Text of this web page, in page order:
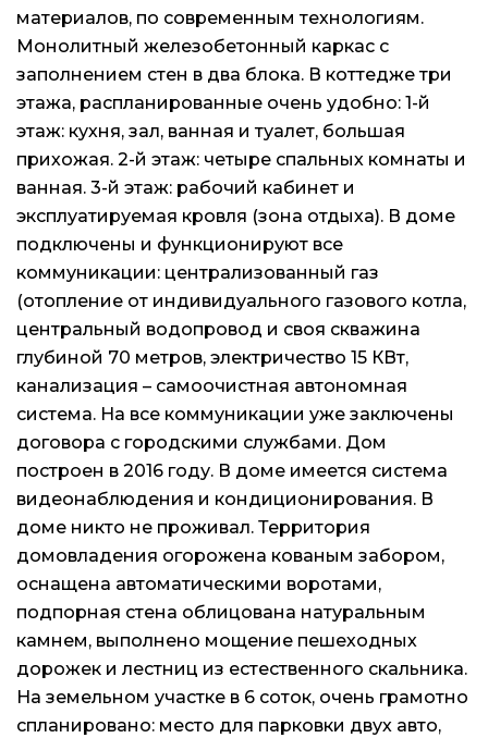
материалов, по современным технологиям.
Монолитный железобетонный каркас с
заполнением стен в два блока. В коттедже три
этажа, распланированные очень удобно: 1-й
этаж: кухня, зал, ванная и туалет, большая
прихожая. 2-й этаж: четыре спальных комнаты и
ванная. 3-й этаж: рабочий кабинет и
эксплуатируемая кровля (зона отдыха). В доме
подключены и функционируют все
коммуникации: централизованный газ
(отопление от индивидуального газового котла,
центральный водопровод и своя скважина
глубиной 70 метров, электричество 15 КВт,
канализация – самоочистная автономная
система. На все коммуникации уже заключены
договора с городскими службами. Дом
построен в 2016 году. В доме имеется система
видеонаблюдения и кондиционирования. В
доме никто не проживал. Территория
домовладения огорожена кованым забором,
оснащена автоматическими воротами,
подпорная стена облицована натуральным
камнем, выполнено мощение пешеходных
дорожек и лестниц из естественного скальника.
На земельном участке в 6 соток, очень грамотно
спланировано: место для парковки двух авто,